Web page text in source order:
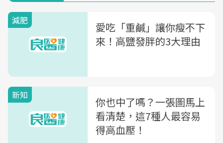
減肥
愛吃「重鹹」讓你瘦不下
來！高鹽發胖的3大理由
新知
你也中了嗎？一張圖馬上
看清楚，這7種人最容易
得高血壓！